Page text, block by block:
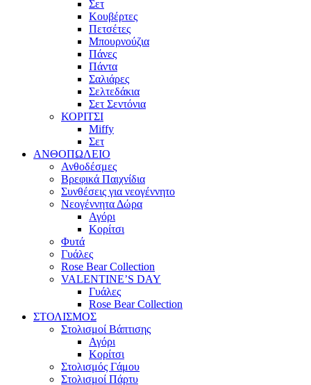
Σετ
Κουβέρτες
Πετσέτες
Μπουρνούζια
Πάνες
Πάντα
Σαλιάρες
Σελτεδάκια
Σετ Σεντόνια
ΚΟΡΙΤΣΙ
Miffy
Σετ
ΑΝΘΟΠΩΛΕΙΟ
Ανθοδέσμες
Βρεφικά Παιχνίδια
Συνθέσεις για νεογέννητο
Νεογέννητα Δώρα
Αγόρι
Κορίτσι
Φυτά
Γυάλες
Rose Bear Collection
VALENTINE’S DAY
Γυάλες
Rose Bear Collection
ΣΤΟΛΙΣΜΟΣ
Στολισμοί Βάπτισης
Αγόρι
Κορίτσι
Στολισμός Γάμου
Στολισμοί Πάρτυ